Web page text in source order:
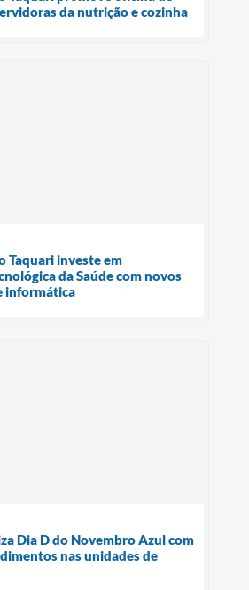
da nutrição e cozinha
Taquari investe em
da Saúde com novos
informática
Dia D do Novembro Azul com
nas unidades de